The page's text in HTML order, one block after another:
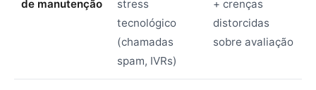
de manutenção
stress
tecnológico
(chamadas
spam, IVRs)
+ crenças
distorcidas
sobre avaliação